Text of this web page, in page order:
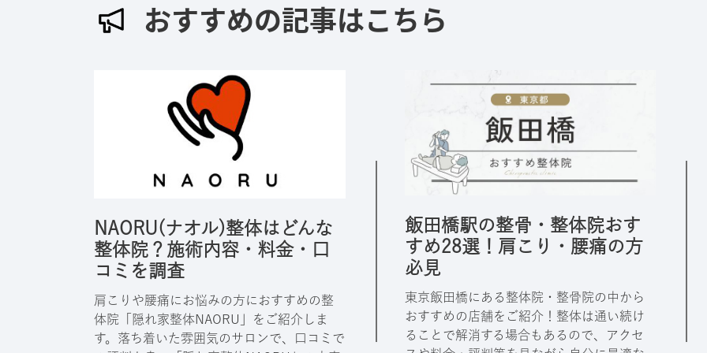
おすすめの記事はこちら
NAORU(ナオル)整体はどんな
整体院？施術内容・料金・口
コミを調査
肩こりや腰痛にお悩みの方におすすめの整
体院「隠れ家整体NAORU」をご紹介しま
す。落ち着いた雰囲気のサロンで、口コミで
飯田橋駅の整骨・整体院おす
すめ28選！肩こり・腰痛の方
必見
東京飯田橋にある整体院・整骨院の中から
おすすめの店舗をご紹介！整体は通い続け
ることで解消する場合もあるので、アクセ